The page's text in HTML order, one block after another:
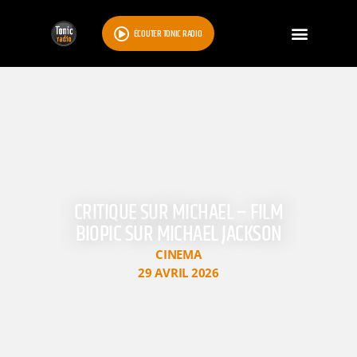
ÉCOUTER TONIC RADIO
CRITIQUE SUR MICHAEL – FILM
BIOPIC SUR MICHAEL JACKSON
CINEMA
29 AVRIL 2026